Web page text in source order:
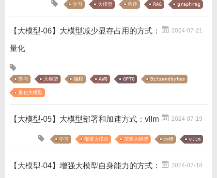
学习 大模型 程序 RAG graphrag
2024-07-21
【大模型-06】大模型减少显存占用的方式：
量化
学习 大模型 编程 AWQ GPTQ Bitsandbytes
量化大模型
2024-07-19
【大模型-05】大模型部署和加速方式：vllm
学习 部署大模型 加速大模型 运维 vllm
2024-07-18
【大模型-04】增强大模型自身能力的方式：